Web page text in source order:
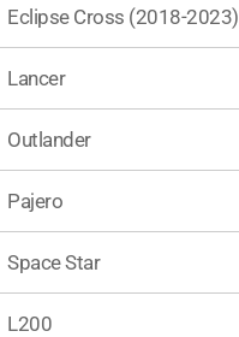
Eclipse Cross (2018-2023)
Lancer
Outlander
Pajero
Space Star
L200